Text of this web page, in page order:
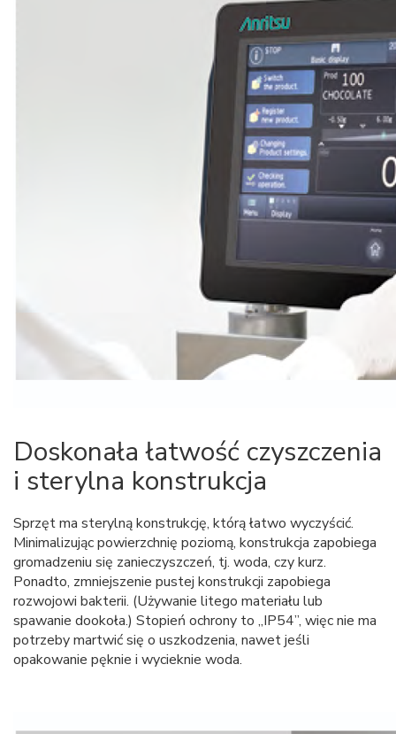
Doskonała łatwość czyszczenia
i sterylna konstrukcja
Sprzęt ma sterylną konstrukcję, którą łatwo wyczyścić.
Minimalizując powierzchnię poziomą, konstrukcja zapobiega
gromadzeniu się zanieczyszczeń, tj. woda, czy kurz.
Ponadto, zmniejszenie pustej konstrukcji zapobiega
rozwojowi bakterii. (Używanie litego materiału lub
spawanie dookoła.) Stopień ochrony to „IP54”, więc nie ma
potrzeby martwić się o uszkodzenia, nawet jeśli
opakowanie pęknie i wycieknie woda.